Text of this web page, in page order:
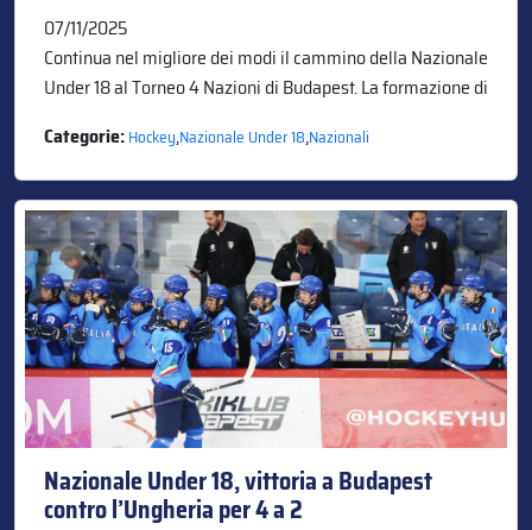
07/11/2025
Continua nel migliore dei modi il cammino della Nazionale
Under 18 al Torneo 4 Nazioni di Budapest. La formazione di
Categorie:Hockey,Nazionale Under 18,Nazionali
Nazionale Under 18, vittoria a Budapest
contro l’Ungheria per 4 a 2